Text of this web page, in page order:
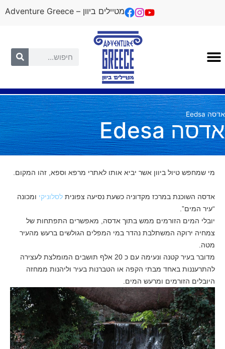
מטיילים ביוון – Adventure Greece
אדסה Eedsa
אדסה Edesa
מי שמחפש טיול ביוון אשר יביא אותו לאתרי מרפא וספא, זהו המקום.
אדסה השוכנת במרכז מקדוניה כשעת נסיעה צפונית לסלוניקי ומכונה
“עיר המים”.
יובלי המים הזורמים ממש בתוך אדסה, מאפשרים התפתחות של
צמחיה ירוקה המשתלבת נהדר במי המפלים הגולשים ברעש מהעיר
מטה.
מדובר בעיר קטנה ונעימה עם כ 20 אלף תושבים המומלצת לעצירה
להתרעננות באחד מבתי הקפה או הטברנות בעיר וליהנות ממחזה
היובלים הזורמים ומרעש המים.